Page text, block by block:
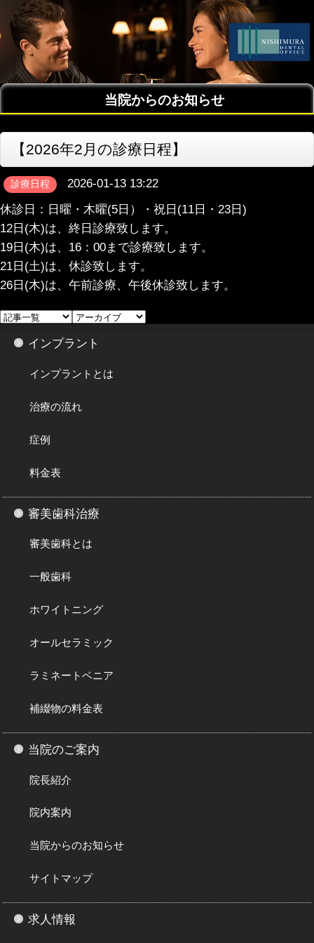
当院からのお知らせ
【2026年2月の診療日程】
診療日程
2026-01-13 13:22
休診日：日曜・木曜(5日）・祝日(11日・23日)
12日(木)は、終日診療致します。
19日(木)は、16：00まで診療致します。
21日(土)は、休診致します。
26日(木)は、午前診療、午後休診致します。
インプラント
インプラントとは
治療の流れ
症例
料金表
審美歯科治療
審美歯科とは
一般歯科
ホワイトニング
オールセラミック
ラミネートベニア
補綴物の料金表
当院のご案内
院長紹介
院内案内
当院からのお知らせ
サイトマップ
求人情報